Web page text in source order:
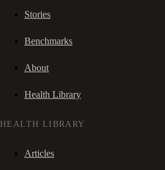
Stories
Benchmarks
About
Health Library
HEALTH LIBRARY
Articles